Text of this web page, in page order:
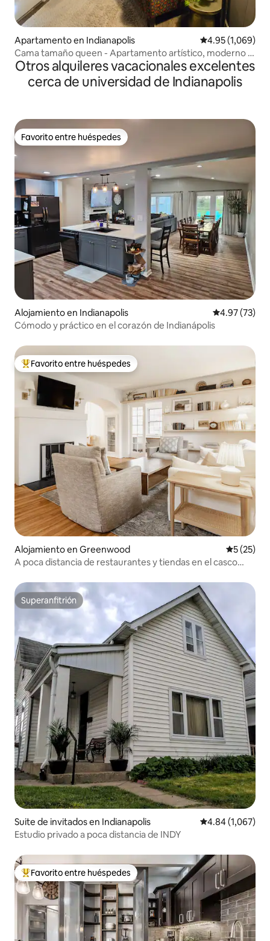
Apartamento en Indianapolis Calificación
4.95 (1,069)
Cama tamaño queen - Apartamento artístico, moderno y
divertido
Otros alquileres vacacionales excelentes
cerca de universidad de Indianapolis
Favorito entre huéspedes
Favorito entre huéspedes
Alojamiento en Indianapolis Calificación
4.97 (73)
Cómodo y práctico en el corazón de Indianápolis
Favorito entre huéspedes preferido
Favorito entre huéspedes
Alojamiento en Greenwood
5 (25)
A poca distancia de restaurantes y tiendas en el casco
Superanfitrión
Superanfitrión
Suite de invitados en Indianapolis Calificación
4.84 (1,067)
Estudio privado a poca distancia de INDY
Favorito entre huéspedes preferido
Favorito entre huéspedes